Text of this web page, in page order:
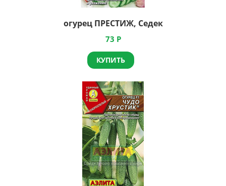
огурец ПРЕСТИЖ, Седек
73 Р
КУПИТЬ